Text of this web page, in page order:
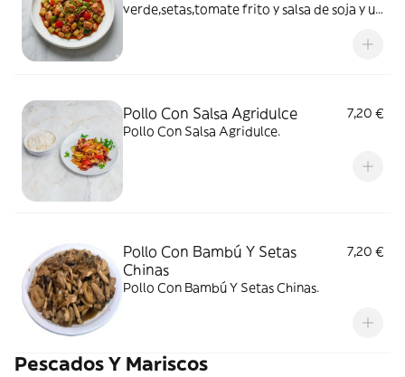
verde,setas,tomate frito y salsa de soja y un
Pollo Con Salsa Agridulce
7,20 €
Pollo Con Salsa Agridulce.
Pollo Con Bambú Y Setas
Chinas
7,20 €
Pollo Con Bambú Y Setas Chinas.
Pescados Y Mariscos